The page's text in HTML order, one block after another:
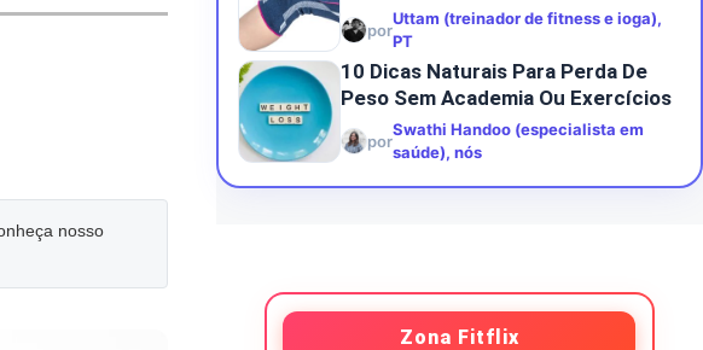
nosso
por
Uttam (treinador de fitness e ioga),
PT
10 Dicas Naturais Para Perda De
Peso Sem Academia Ou Exercícios
por
Swathi Handoo (especialista em
saúde), nós
Zona Fitflix